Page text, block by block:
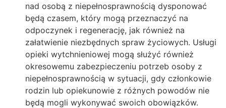
nad osobą z niepełnosprawnością dysponować
będą czasem, który mogą przeznaczyć na
odpoczynek i regenerację, jak również na
załatwienie niezbędnych spraw życiowych. Usługi
opieki wytchnieniowej mogą służyć również
okresowemu zabezpieczeniu potrzeb osoby z
niepełnosprawnością w sytuacji, gdy członkowie
rodzin lub opiekunowie z różnych powodów nie
będą mogli wykonywać swoich obowiązków.